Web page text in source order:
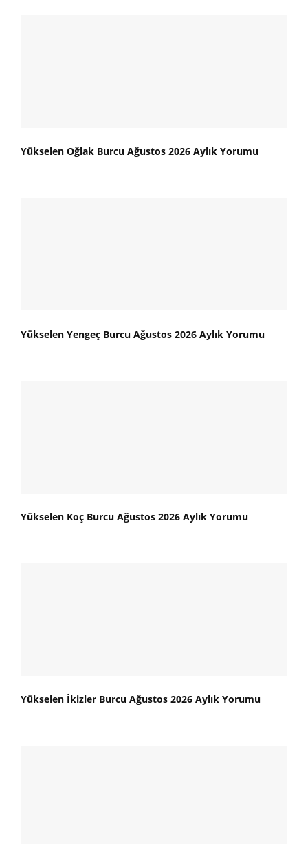
Yükselen Oğlak Burcu Ağustos 2026 Aylık Yorumu
Yükselen Yengeç Burcu Ağustos 2026 Aylık Yorumu
Yükselen Koç Burcu Ağustos 2026 Aylık Yorumu
Yükselen İkizler Burcu Ağustos 2026 Aylık Yorumu